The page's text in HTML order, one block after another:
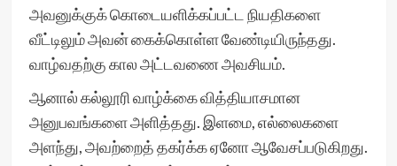
அவனுக்குக் கொடையளிக்கப்பட்ட நியதிகளை
வீட்டிலும் அவன் கைக்கொள்ள வேண்டியிருந்தது.
வாழ்வதற்கு கால அட்டவணை அவசியம்.
ஆனால் கல்லூரி வாழ்க்கை வித்தியாசமான
அனுபவங்களை அளித்தது. இளமை, எல்லைகளை
அளந்து, அவற்றைத் தகர்க்க ஏனோ ஆவேசப்படுகிறது.